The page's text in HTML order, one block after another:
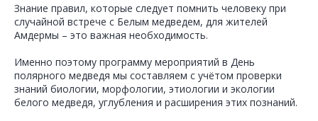
Знание правил, которые следует помнить человеку при
случайной встрече с Белым медведем, для жителей
Амдермы – это важная необходимость.
Именно поэтому программу мероприятий в День
полярного медведя мы составляем с учётом проверки
знаний биологии, морфологии, этиологии и экологии
белого медведя, углубления и расширения этих познаний.